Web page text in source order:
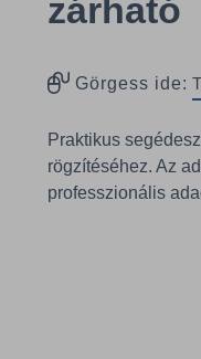
zárható
Görgess ide:
Praktikus
rögzítéséhez. Az
professzionális